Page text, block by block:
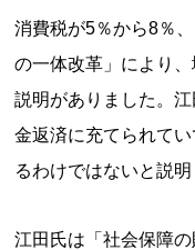
消費税が5％から8％
の一体改革」により
説明がありました。
金返済に充てられて
るわけではないと説明
江田氏は「社会保障